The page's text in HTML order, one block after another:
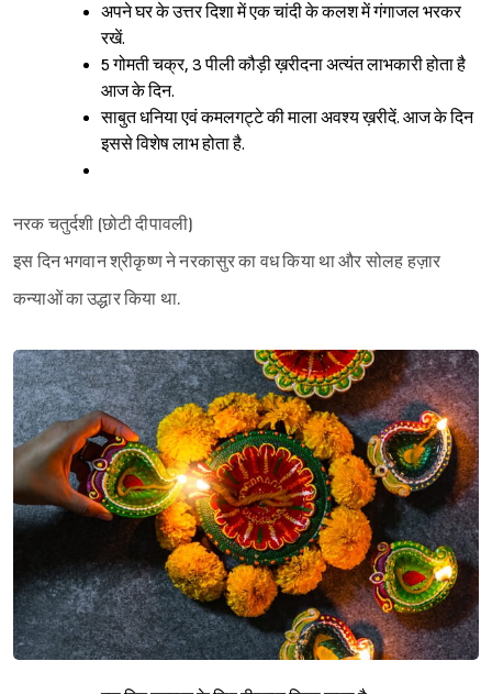
अपने घर के उत्तर दिशा में एक चांदी के कलश में गंगाजल भरकर
रखें.
5 गोमती चक्र, 3 पीली कौड़ी ख़रीदना अत्यंत लाभकारी होता है
आज के दिन.
साबुत धनिया एवं कमलगट्टे की माला अवश्य ख़रीदें. आज के दिन
इससे विशेष लाभ होता है.
नरक चतुर्दशी (छोटी दीपावली)
इस दिन भगवान श्रीकृष्ण ने नरकासुर का वध किया था और सोलह हज़ार
कन्याओं का उद्धार किया था.